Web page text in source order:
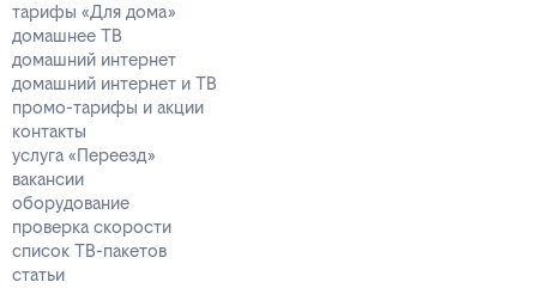
тарифы «Для дома»
домашнее ТВ
домашний интернет
домашний интернет и ТВ
промо-тарифы и акции
контакты
услуга «Переезд»
вакансии
оборудование
проверка скорости
список ТВ-пакетов
статьи